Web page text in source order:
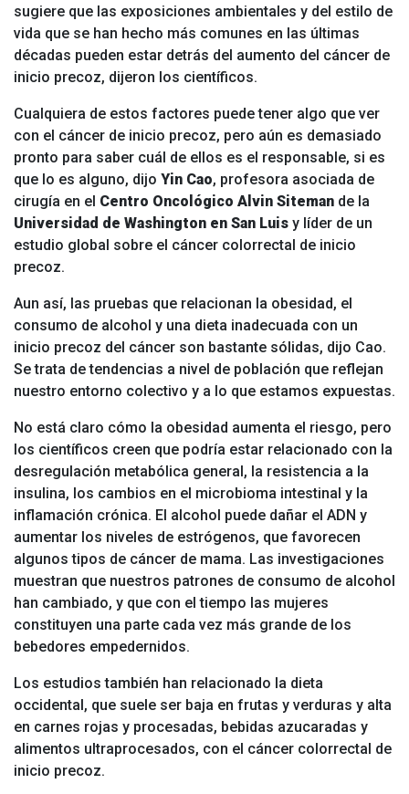
sugiere que las exposiciones ambientales y del estilo de
vida que se han hecho más comunes en las últimas
décadas pueden estar detrás del aumento del cáncer de
inicio precoz, dijeron los científicos.
Cualquiera de estos factores puede tener algo que ver
con el cáncer de inicio precoz, pero aún es demasiado
pronto para saber cuál de ellos es el responsable, si es
que lo es alguno, dijo Yin Cao, profesora asociada de
cirugía en el Centro Oncológico Alvin Siteman de la
Universidad de Washington en San Luis y líder de un
estudio global sobre el cáncer colorrectal de inicio
precoz.
Aun así, las pruebas que relacionan la obesidad, el
consumo de alcohol y una dieta inadecuada con un
inicio precoz del cáncer son bastante sólidas, dijo Cao.
Se trata de tendencias a nivel de población que reflejan
nuestro entorno colectivo y a lo que estamos expuestas.
No está claro cómo la obesidad aumenta el riesgo, pero
los científicos creen que podría estar relacionado con la
desregulación metabólica general, la resistencia a la
insulina, los cambios en el microbioma intestinal y la
inflamación crónica. El alcohol puede dañar el ADN y
aumentar los niveles de estrógenos, que favorecen
algunos tipos de cáncer de mama. Las investigaciones
muestran que nuestros patrones de consumo de alcohol
han cambiado, y que con el tiempo las mujeres
constituyen una parte cada vez más grande de los
bebedores empedernidos.
Los estudios también han relacionado la dieta
occidental, que suele ser baja en frutas y verduras y alta
en carnes rojas y procesadas, bebidas azucaradas y
alimentos ultraprocesados, con el cáncer colorrectal de
inicio precoz.